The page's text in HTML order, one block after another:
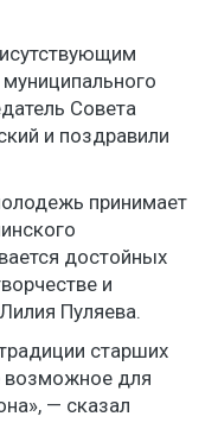
Совета
и поздравили
принимает
достойных
и
Пуляева.
старших
возможное для
— сказал